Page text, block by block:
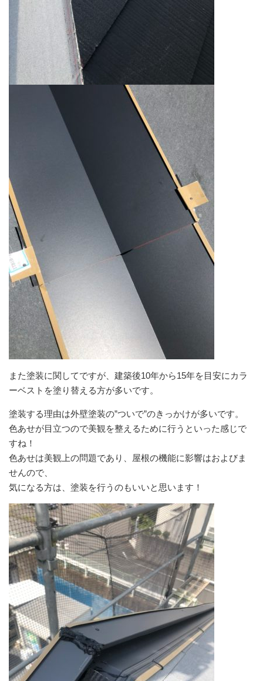
また塗装に関してですが、建築後10年から15年を目安にカラ
ーベストを塗り替える方が多いです。
塗装する理由は外壁塗装の”ついで”のきっかけが多いです。
色あせが目立つので美観を整えるために行うといった感じで
すね！
色あせは美観上の問題であり、屋根の機能に影響はおよびま
せんので、
気になる方は、塗装を行うのもいいと思います！